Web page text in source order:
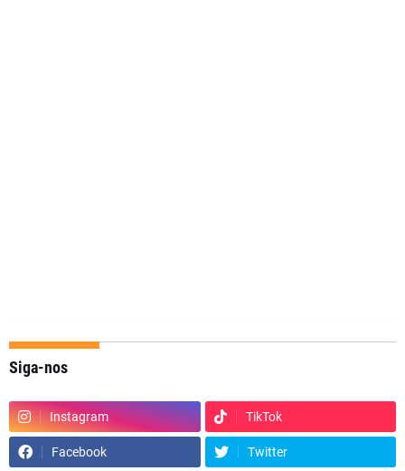
Siga-nos
Instagram TikTok
Facebook Twitter